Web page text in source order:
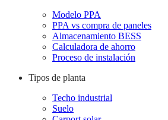
Modelo PPA
PPA vs compra de paneles
Almacenamiento BESS
Calculadora de ahorro
Proceso de instalación
Tipos de planta
Techo industrial
Suelo